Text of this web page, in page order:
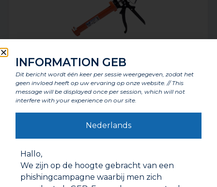
KITSPUIT METAAL PROFESSIONELE KWALITEIT
INFORMATION GEB
Dit bericht wordt één keer per sessie weergegeven, zodat het
geen invloed heeft op uw ervaring op onze website. // This
message will be displayed once per session, which will not
interfere with your experience on our site.
Nederlands
Hallo,
We zijn op de hoogte gebracht van een
phishingcampagne waarbij men zich